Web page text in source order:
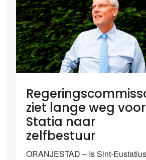
ziet lange weg voor
Statia naar
zelfbestuur
ORANJESTAD – Is Sint-